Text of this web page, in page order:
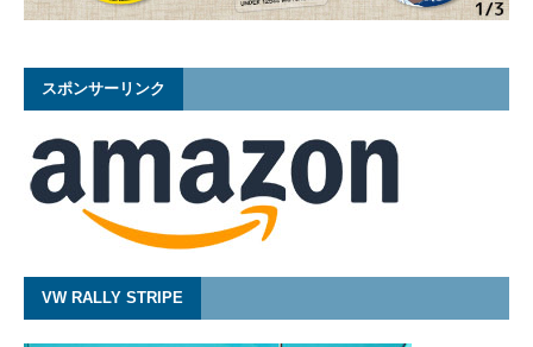
スポンサーリンク
VW RALLY STRIPE